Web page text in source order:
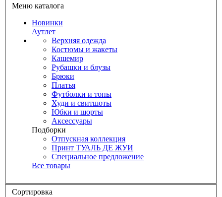
Меню каталога
Новинки
Аутлет
Верхняя одежда
Костюмы и жакеты
Кашемир
Рубашки и блузы
Брюки
Платья
Футболки и топы
Худи и свитшоты
Юбки и шорты
Аксессуары
Подборки
Отпускная коллекция
Принт ТУАЛЬ ДЕ ЖУИ
Специальное предложение
Все товары
Сортировка